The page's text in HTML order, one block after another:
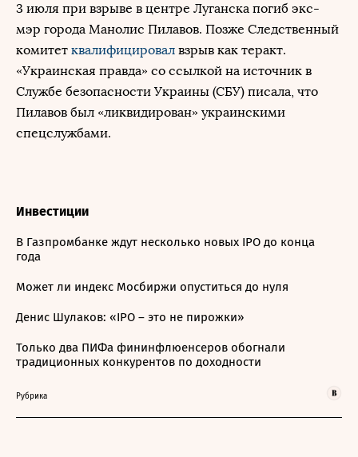
3 июля при взрыве в центре Луганска погиб экс-
мэр города Манолис Пилавов. Позже Следственный
комитет квалифицировал взрыв как теракт.
«Украинская правда» со ссылкой на источник в
Службе безопасности Украины (СБУ) писала, что
Пилавов был «ликвидирован» украинскими
спецслужбами.
Инвестиции
В Газпромбанке ждут несколько новых IPO до конца
года
Может ли индекс Мосбиржи опуститься до нуля
Денис Шулаков: «IPO – это не пирожки»
Только два ПИФа фининфлюенсеров обогнали
традиционных конкурентов по доходности
Рубрика